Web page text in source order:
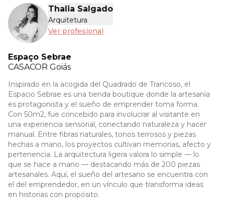
Thalia Salgado
Arquitetura
Ver profesional
Espaço Sebrae
CASACOR Goiás
Inspirado en la acogida del Quadrado de Trancoso, el
Espacio Sebrae es una tienda boutique donde la artesanía
es protagonista y el sueño de emprender toma forma.
Con 50m2, fue concebido para involucrar al visitante en
una experiencia sensorial, conectando naturaleza y hacer
manual. Entre fibras naturales, tonos terrosos y piezas
hechas a mano, los proyectos cultivan memorias, afecto y
pertenencia. La arquitectura ligera valora lo simple — lo
que se hace a mano — destacando más de 200 piezas
artesanales. Aquí, el sueño del artesano se encuentra con
el del emprendedor, en un vínculo que transforma ideas
en historias con propósito.